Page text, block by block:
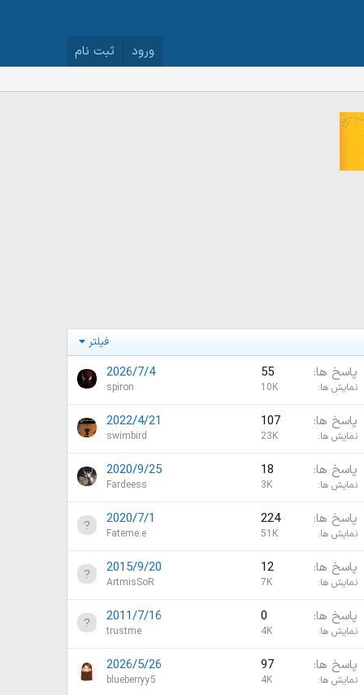
ورود ثبت نام
فیلتر
پاسخ ها 55
نمایش ها 10K
2026/7/4
spiron
پاسخ ها 107
نمایش ها 23K
2022/4/21
swimbird
پاسخ ها 18
نمایش ها 3K
2020/9/25
Fardeess
پاسخ ها 224
نمایش ها 51K
2020/7/1
Fateme.e
پاسخ ها 12
نمایش ها 7K
2015/9/20
ArtmisSoR
پاسخ ها 0
نمایش ها 4K
2011/7/16
trustme
پاسخ ها 97
نمایش ها 4K
2026/5/26
blueberryy5